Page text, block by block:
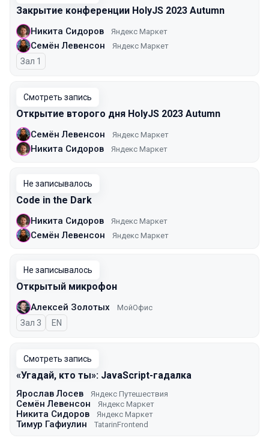
Закрытие конференции HolyJS 2023 Autumn
Никита Сидоров Яндекс Маркет
Семён Левенсон Яндекс Маркет
Зал 1
Смотреть запись
Открытие второго дня HolyJS 2023 Autumn
Семён Левенсон Яндекс Маркет
Никита Сидоров Яндекс Маркет
Не записывалось
Code in the Dark
Никита Сидоров Яндекс Маркет
Семён Левенсон Яндекс Маркет
Не записывалось
Открытый микрофон
Алексей Золотых МойОфис
Зал 3 На английском языке
EN
Смотреть запись
«Угадай, кто ты»: JavaScript-гадалка
Ярослав Лосев Яндекс Путешествия
Семён Левенсон Яндекс Маркет
Никита Сидоров Яндекс Маркет
Тимур Гафиулин TatarinFrontend